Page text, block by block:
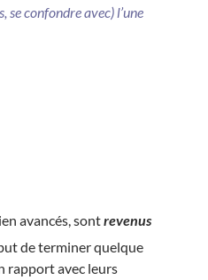
se confondre avec) l’une
avancés, sontrevenus
de terminer quelque
rapport avec leurs